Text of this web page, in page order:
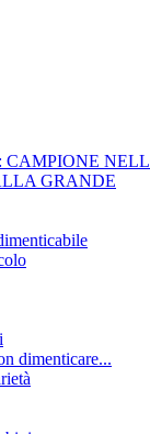
GRANDE
dimenticare...